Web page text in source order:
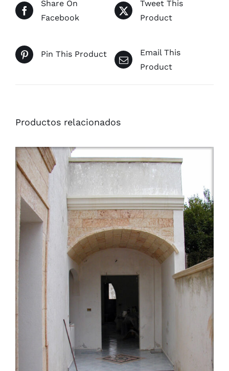
Share On
Facebook
Tweet This
Product
Pin This Product
Email This
Product
Productos relacionados
/